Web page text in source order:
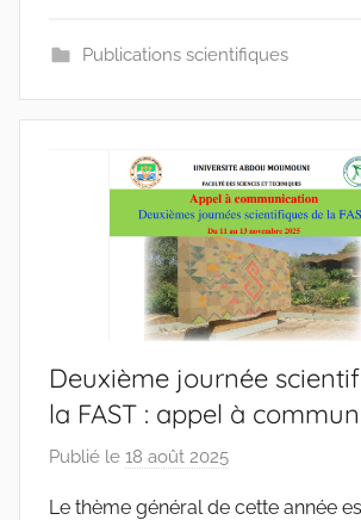
s
w
Publications scientifiques
Deuxième journée
la FAST : appel à
Publié le 18 août 2025
Le thème général de cette année